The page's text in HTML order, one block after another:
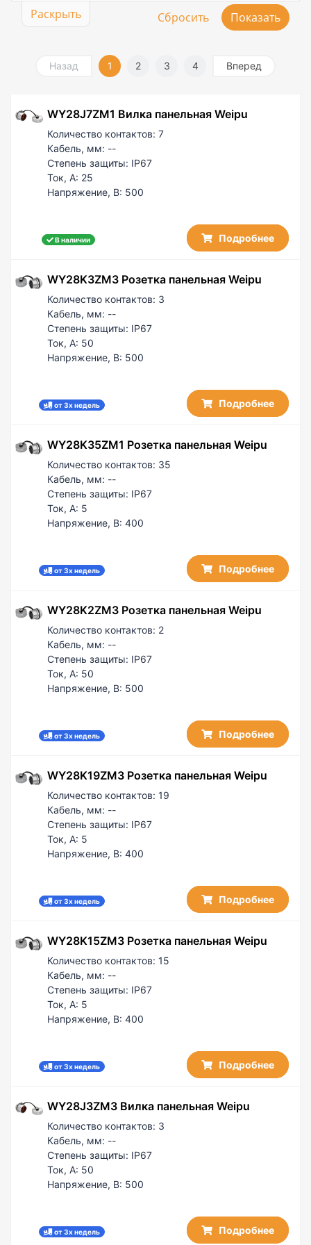
24-28
AD21.2
PG16/AD21.2
PG21/AD28.5
PG29/AD34.5
PG29/AD42.5
PG36/AD42.5
15
25 / 10
50
50 / 10
50 / 25
60 / 5
100
100 / 50
Раскрыть
Назад 1 2 3 4 Вперед
WY28J7ZM1 Вилка панельная Weipu
Количество контактов: 7
Кабель, мм: --
Степень защиты: IP67
Ток, А: 25
Напряжение, В: 500
В наличии Подробнее
WY28K3ZM3 Розетка панельная Weipu
Количество контактов: 3
Кабель, мм: --
Степень защиты: IP67
Ток, А: 50
Напряжение, В: 500
от 3х недель Подробнее
WY28K35ZM1 Розетка панельная Weipu
Количество контактов: 35
Кабель, мм: --
Степень защиты: IP67
Ток, А: 5
Напряжение, В: 400
от 3х недель Подробнее
WY28K2ZM3 Розетка панельная Weipu
Количество контактов: 2
Кабель, мм: --
Степень защиты: IP67
Ток, А: 50
Напряжение, В: 500
от 3х недель Подробнее
WY28K19ZM3 Розетка панельная Weipu
Количество контактов: 19
Кабель, мм: --
Степень защиты: IP67
Ток, А: 5
Напряжение, В: 400
от 3х недель Подробнее
WY28K15ZM3 Розетка панельная Weipu
Количество контактов: 15
Кабель, мм: --
Степень защиты: IP67
Ток, А: 5
Напряжение, В: 400
от 3х недель Подробнее
WY28J3ZM3 Вилка панельная Weipu
Количество контактов: 3
Кабель, мм: --
Степень защиты: IP67
Ток, А: 50
Напряжение, В: 500
от 3х недель Подробнее